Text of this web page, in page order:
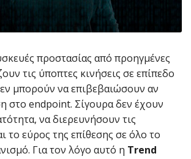
προστασίας από προηγμένες
τις ύποπτες κινήσεις σε επίπεδο
μπορούν να επιβεβαιώσουν αν
στο endpoint. Σίγουρα δεν έχουν
να διερευνήσουν τις
το εύρος της επίθεσης σε όλο το
Για τον λόγο αυτό η Trend